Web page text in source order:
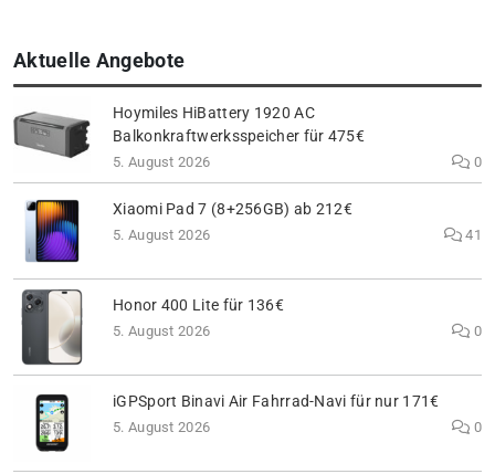
Aktuelle Angebote
Hoymiles HiBattery 1920 AC
Balkonkraftwerksspeicher für 475€
5. August 2026 0
Xiaomi Pad 7 (8+256GB) ab 212€
5. August 2026 41
Honor 400 Lite für 136€
5. August 2026 0
iGPSport Binavi Air Fahrrad-Navi für nur 171€
5. August 2026 0